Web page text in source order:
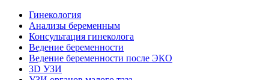
Гинекология
Анализы беременным
Консультация гинеколога
Ведение беременности
Ведение беременности после ЭКО
3D УЗИ